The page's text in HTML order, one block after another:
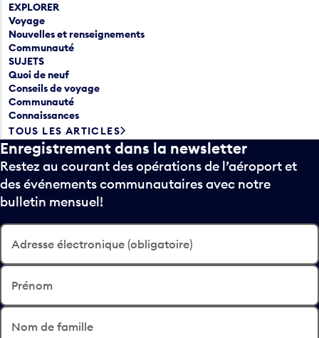
EXPLORER
Voyage
Nouvelles et renseignements
Communauté
SUJETS
Quoi de neuf
Conseils de voyage
Communauté
Connaissances
TOUS LES ARTICLES
Enregistrement dans la newsletter
Restez au courant des opérations de l’aéroport et
des événements communautaires avec notre
bulletin mensuel!
Adresse électronique (obligatoire)
Prénom
Nom de famille